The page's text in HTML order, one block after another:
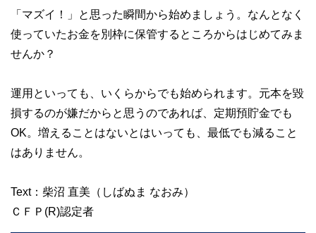
「マズイ！」と思った瞬間から始めましょう。なんとなく
使っていたお金を別枠に保管するところからはじめてみま
せんか？
運用といっても、いくらからでも始められます。元本を毀
損するのが嫌だからと思うのであれば、定期預貯金でも
OK。増えることはないとはいっても、最低でも減ること
はありません。
Text：柴沼 直美（しばぬま なおみ）
ＣＦＰ(R)認定者